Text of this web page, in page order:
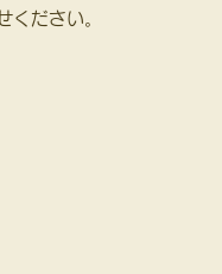
ください。